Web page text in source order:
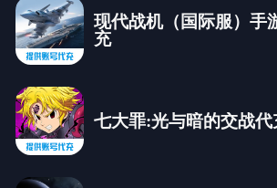
现代战机（国际服）手
充
七大罪:光与暗的交战代